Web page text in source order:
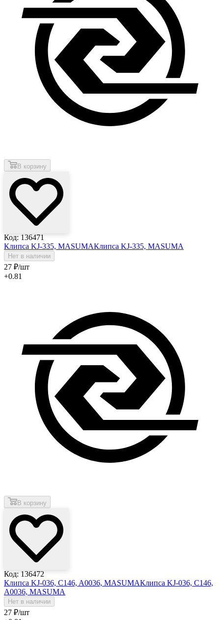
В корзину
Код: 136471
Клипса KJ-335, MASUMAКлипса KJ-335, MASUMA
Нет в наличии
27 ₽/шт
+0.81
В корзину
Код: 136472
Клипса KJ-036, C146, A0036, MASUMAКлипса KJ-036, C146,
A0036, MASUMA
Нет в наличии
27 ₽/шт